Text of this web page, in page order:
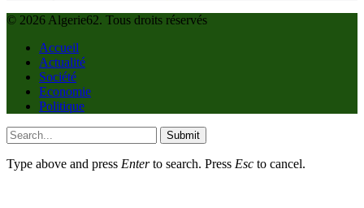
© 2026 Algerie62. Tous droits réservés
Accueil
Actualité
Société
Economie
Politique
Submit
Type above and press Enterto search. Press Esc to cancel.